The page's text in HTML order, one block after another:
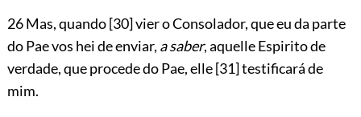
26 Mas, quando[30]vier o Consolador, que eu da parte
do Pae vos hei de enviar, a saber, aquelle Espirito de
verdade, que procede do Pae, elle[31]testificará de
mim.